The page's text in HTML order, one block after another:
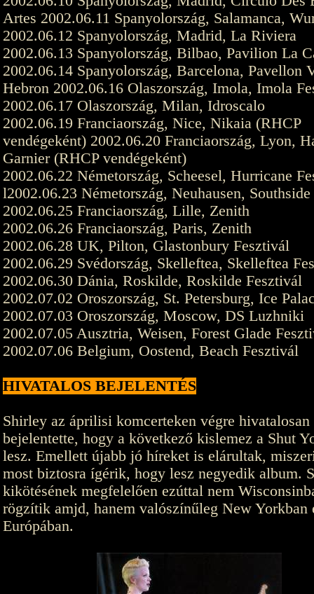
Artes 2002.06.11 Spanyolország, Salamanca,
2002.06.12 Spanyolország, Madrid, La Riviera
2002.06.13 Spanyolország, Bilbao, Pavilion La
2002.06.14 Spanyolország, Barcelona, Pavellon
Hebron 2002.06.16 Olaszország, Imola, Imola
2002.06.17 Olaszország, Milan, Idroscalo
2002.06.19 Franciaország, Nice, Nikaia (RHCP
vendégeként) 2002.06.20 Franciaország, Lyon,
Garnier (RHCP vendégeként)
2002.06.22 Németország, Scheesel, Hurricane
l2002.06.23 Németország, Neuhausen,
2002.06.25 Franciaország, Lille, Zenith
2002.06.26 Franciaország, Paris, Zenith
2002.06.28 UK, Pilton, Glastonbury Fesztivál
2002.06.29 Svédország, Skelleftea, Skelleftea
2002.06.30 Dánia, Roskilde, Roskilde Fesztivál
2002.07.02 Oroszország, St. Petersburg, Ice
2002.07.03 Oroszország, Moscow, DS Luzhniki
2002.07.05 Ausztria, Weisen, Forest Glade
2002.07.06 Belgium, Oostend, Beach Fesztivál
HIVATALOS BEJELENTÉS
Shirley az áprilisi komcerteken végre hivatalosan
bejelentette, hogy a következő kislemez a Shut
lesz. Emellett újabb jó híreket is elárultak,
most biztosra ígérik, hogy lesz negyedik album.
kikötésének megfelelően ezúttal nem
rögzítik amjd, hanem valószínűleg New Yorkban
Európában.